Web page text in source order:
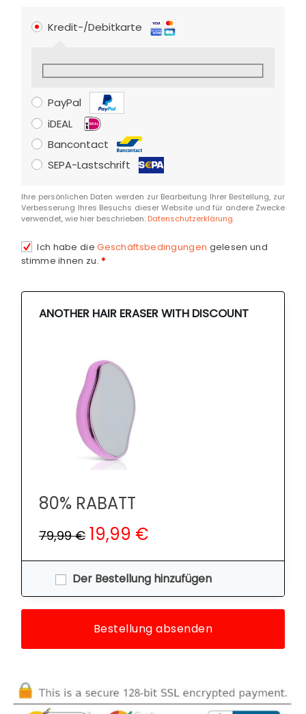
Kredit-/Debitkarte
PayPal
iDEAL
Bancontact
SEPA-Lastschrift
Ihre persönlichen Daten werden zur Bearbeitung Ihrer Bestellung, zur
Verbesserung Ihres Besuchs dieser Website und für andere Zwecke
verwendet, wie hier beschrieben: Datenschutzerklärung.
Ich habe dieGeschäftsbedingungen gelesen und
stimme ihnen zu. *
ANOTHER HAIR ERASER WITH DISCOUNT
80% RABATT
79,99 € 19,99 €
Der Bestellung hinzufügen
Bestellung absenden